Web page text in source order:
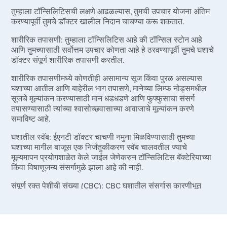
तुम्हाला टॉन्सिलिटिसची लक्षणे आढळल्यास, तुमची उपचार योजना अंतिम
करण्यापूर्वी तुमचे डॉक्टर खालील निदान चाचण्या करू शकतात.
शारीरिक तपासणी: तुम्हाला टॉन्सिलिटिस आहे की टॉन्सिल स्टोन आहे
आणि तुमच्यासाठी सर्वोत्तम उपचार कोणता आहे हे ठरवण्यापूर्वी तुमचे घशाचे
डॉक्टर संपूर्ण शारीरिक तपासणी करतील.
शारीरिक तपासणीमध्ये कोणतीही असामान्य सूज किंवा पुरळ असल्यास
घशाच्या आतील आणि बाहेरील भाग तपासणे, मानेच्या लिम्फ नोड्समधील
सूजचे मूल्यांकन करण्यासाठी मान धडधडणे आणि फुफ्फुसाचा संसर्ग
तपासण्यासाठी त्यांच्या श्वासोच्छवासाच्या आवाजाचे मूल्यांकन करणे
समाविष्ट आहे.
घशातील स्वॅब: ईएनटी डॉक्टर चाचणी नमुना मिळविण्यासाठी तुमच्या
घशाच्या मागील बाजूस एक निर्जंतुकीकरण स्वॅब चालवतील ज्याचे
मूल्यमापन प्रयोगशाळेत केले जाईल जेणेकरुन टॉन्सिलिटिस बॅक्टेरियाच्या
किंवा विषाणूजन्य संसर्गामुळे झाला आहे की नाही.
संपूर्ण रक्त पेशींची संख्या (CBC): CBC घशातील संसर्गास कारणीभूत